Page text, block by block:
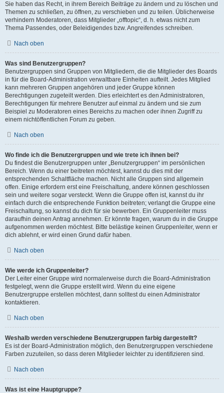
Sie haben das Recht, in ihrem Bereich Beiträge zu ändern und zu löschen und
Themen zu schließen, zu öffnen, zu verschieben und zu teilen. Üblicherweise
verhindern Moderatoren, dass Mitglieder „offtopic“, d. h. etwas nicht zum
Thema Passendes, oder Beleidigendes bzw. Angreifendes schreiben.
Nach oben
Was sind Benutzergruppen?
Benutzergruppen sind Gruppen von Mitgliedern, die die Mitglieder des Boards
in für die Board-Administration verwaltbare Einheiten aufteilt. Jedes Mitglied
kann mehreren Gruppen angehören und jeder Gruppe können
Berechtigungen zugeteilt werden. Dies erleichtert es den Administratoren,
Berechtigungen für mehrere Benutzer auf einmal zu ändern und sie zum
Beispiel zu Moderatoren eines Bereichs zu machen oder ihnen Zugriff zu
einem nichtöffentlichen Forum zu geben.
Nach oben
Wo finde ich die Benutzergruppen und wie trete ich ihnen bei?
Du findest die Benutzergruppen unter „Benutzergruppen“ im persönlichen
Bereich. Wenn du einer beitreten möchtest, kannst du dies mit der
entsprechenden Schaltfläche machen. Nicht alle Gruppen sind allgemein
offen. Einige erfordern erst eine Freischaltung, andere können geschlossen
sein und weitere sogar versteckt. Wenn die Gruppe offen ist, kannst du ihr
einfach durch die entsprechende Funktion beitreten; verlangt die Gruppe eine
Freischaltung, so kannst du dich für sie bewerben. Ein Gruppenleiter muss
daraufhin deinen Antrag annehmen. Er könnte fragen, warum du in die Gruppe
aufgenommen werden möchtest. Bitte belästige keinen Gruppenleiter, wenn er
dich ablehnt, er wird einen Grund dafür haben.
Nach oben
Wie werde ich Gruppenleiter?
Der Leiter einer Gruppe wird normalerweise durch die Board-Administration
festgelegt, wenn die Gruppe erstellt wird. Wenn du eine eigene
Benutzergruppe erstellen möchtest, dann solltest du einen Administrator
kontaktieren.
Nach oben
Weshalb werden verschiedene Benutzergruppen farbig dargestellt?
Es ist der Board-Administration möglich, den Benutzergruppen verschiedene
Farben zuzuteilen, so dass deren Mitglieder leichter zu identifizieren sind.
Nach oben
Was ist eine Hauptgruppe?